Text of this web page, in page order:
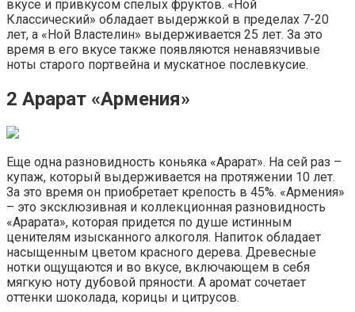
вкусе и привкусом спелых фруктов. «Ной
Классический» обладает выдержкой в пределах 7-20
лет, а «Ной Властелин» выдерживается 25 лет. За это
время в его вкусе также появляются ненавязчивые
ноты старого портвейна и мускатное послевкусие.
2 Арарат «Армения»
Еще одна разновидность коньяка «Арарат». На сей раз –
купаж, который выдерживается на протяжении 10 лет.
За это время он приобретает крепость в 45%. «Армения»
– это эксклюзивная и коллекционная разновидность
«Арарата», которая придется по душе истинным
ценителям изысканного алкоголя. Напиток обладает
насыщенным цветом красного дерева. Древесные
нотки ощущаются и во вкусе, включающем в себя
мягкую ноту дубовой пряности. А аромат сочетает
оттенки шоколада, корицы и цитрусов.